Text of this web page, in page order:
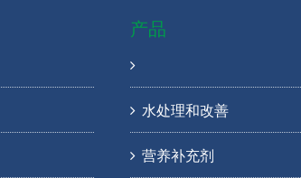
产品
水处理和改善
营养补充剂